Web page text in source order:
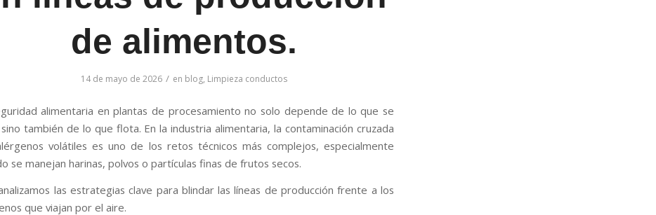
de alimentos.
14 de mayo de 2026 / en blog, Limpieza conductos
alimentaria en plantas de procesamiento no solo depende de lo que se
también de lo que flota. En la industria alimentaria, la contaminación cruzada
volátiles es uno de los retos técnicos más complejos, especialmente
se manejan harinas, polvos o partículas finas de frutos secos.
las estrategias clave para blindar las líneas de producción frente a los
que viajan por el aire.